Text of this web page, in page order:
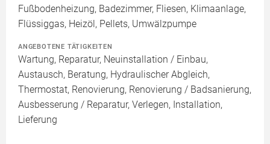
Fußbodenheizung, Badezimmer, Fliesen, Klimaanlage,
Flüssiggas, Heizöl, Pellets, Umwälzpumpe
ANGEBOTENE TÄTIGKEITEN
Wartung, Reparatur, Neuinstallation / Einbau,
Austausch, Beratung, Hydraulischer Abgleich,
Thermostat, Renovierung, Renovierung / Badsanierung,
Ausbesserung / Reparatur, Verlegen, Installation,
Lieferung